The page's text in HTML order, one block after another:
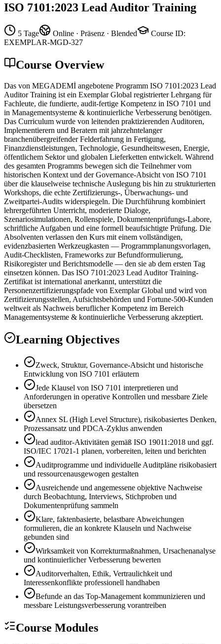
ISO 7101:2023 Lead Auditor Training
5 Tage Online · Präsenz · Blended Course ID:
EXEMPLAR-MGD-327
Course Overview
Das von MEGADEMİ angebotene Programm ISO 7101:2023 Lead
Auditor Training ist ein Exemplar Global registrierter Lehrgang für
Fachleute, die fundierte, audit-fertige Kompetenz in ISO 7101 und
in Managementsysteme & kontinuierliche Verbesserung benötigen.
Das Curriculum wurde von leitenden praktizierenden Auditoren,
Implementierern und Beratern mit jahrzehntelanger
branchenübergreifender Felderfahrung in Fertigung,
Finanzdienstleistungen, Technologie, Gesundheitswesen, Energie,
öffentlichem Sektor und globalen Lieferketten entwickelt. Während
des gesamten Programms bewegen sich die Teilnehmer vom
historischen Kontext und der Governance-Absicht von ISO 7101
über die klauselweise technische Auslegung bis hin zu strukturierten
Workshops, die echte Zertifizierungs-, Überwachungs- und
Zweitpartei-Audits widerspiegeln. Die Durchführung kombiniert
lehrergeführten Unterricht, moderierte Dialoge,
Szenariosimulationen, Rollenspiele, Dokumentenprüfungs-Labore,
schriftliche Aufgaben und eine formell beaufsichtigte Prüfung. Die
Absolventen verlassen den Kurs mit einem vollständigen,
evidenzbasierten Werkzeugkasten — Programmplanungsvorlagen,
Audit-Checklisten, Frameworks zur Befundformulierung,
Risikoregister und Berichtsmodelle — den sie ab dem ersten Tag
einsetzen können. Das ISO 7101:2023 Lead Auditor Training-
Zertifikat ist international anerkannt, unterstützt die
Personenzertifizierungspfade von Exemplar Global und wird von
Zertifizierungsstellen, Aufsichtsbehörden und Fortune-500-Kunden
weltweit als Nachweis beruflicher Kompetenz im Bereich
Managementsysteme & kontinuierliche Verbesserung akzeptiert.
Learning Objectives
Zweck, Struktur, Governance-Absicht und historische
Entwicklung von ISO 7101 erläutern
Jede Klausel von ISO 7101 interpretieren und
Anforderungen in operative Kontrollen und messbare Ziele
übersetzen
Annex SL (High Level Structure), risikobasiertes Denken,
Prozessansatz und PDCA-Zyklus anwenden
lead auditor-Aktivitäten gemäß ISO 19011:2018 und ggf.
ISO/IEC 17021-1 planen, vorbereiten, leiten und berichten
Auditprogramme und individuelle Auditpläne risikobasiert
und ressourcenausgewogen gestalten
Ausreichende und angemessene objektive Nachweise
durch Beobachtung, Interviews, Stichproben und
Dokumentenprüfung sammeln
Klare, faktenbasierte, belastbare Abweichungen
formulieren, die an konkrete Klauseln und Nachweise
gebunden sind
Wirksamkeit von Korrekturmaßnahmen, Ursachenanalyse
und kontinuierlicher Verbesserung bewerten
Auditorverhalten, Ethik, Vertraulichkeit und
Interessenkonflikte professionell handhaben
Befunde an das Top-Management kommunizieren und
messbare Leistungsverbesserung vorantreiben
Course Modules